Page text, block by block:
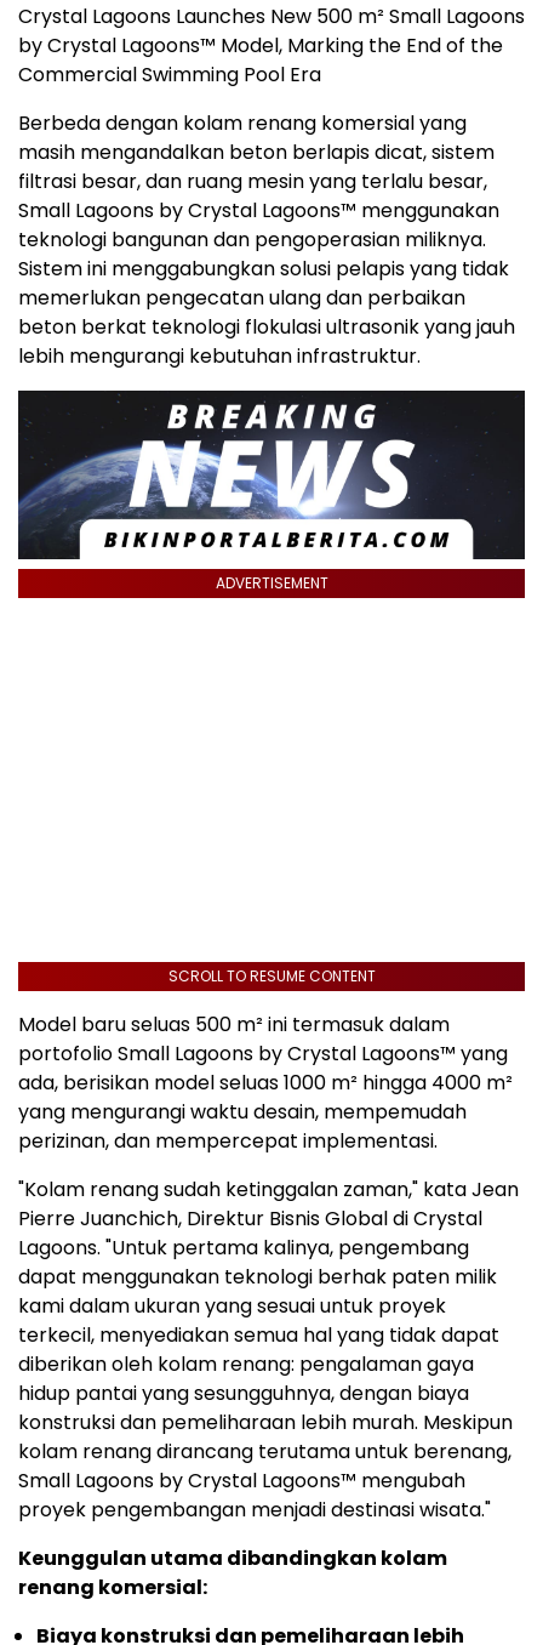
Crystal Lagoons Launches New 500 m² Small Lagoons
by Crystal Lagoons™ Model, Marking the End of the
Commercial Swimming Pool Era
Berbeda dengan kolam renang komersial yang
masih mengandalkan beton berlapis dicat, sistem
filtrasi besar, dan ruang mesin yang terlalu besar,
Small Lagoons by Crystal Lagoons™ menggunakan
teknologi bangunan dan pengoperasian miliknya.
Sistem ini menggabungkan solusi pelapis yang tidak
memerlukan pengecatan ulang dan perbaikan
beton berkat teknologi flokulasi ultrasonik yang jauh
lebih mengurangi kebutuhan infrastruktur.
ADVERTISEMENT
SCROLL TO RESUME CONTENT
Model baru seluas 500 m² ini termasuk dalam
portofolio Small Lagoons by Crystal Lagoons™ yang
ada, berisikan model seluas 1000 m² hingga 4000 m²
yang mengurangi waktu desain, mempemudah
perizinan, dan mempercepat implementasi.
"Kolam renang sudah ketinggalan zaman," kata Jean
Pierre Juanchich, Direktur Bisnis Global di Crystal
Lagoons. "Untuk pertama kalinya, pengembang
dapat menggunakan teknologi berhak paten milik
kami dalam ukuran yang sesuai untuk proyek
terkecil, menyediakan semua hal yang tidak dapat
diberikan oleh kolam renang: pengalaman gaya
hidup pantai yang sesungguhnya, dengan biaya
konstruksi dan pemeliharaan lebih murah. Meskipun
kolam renang dirancang terutama untuk berenang,
Small Lagoons by Crystal Lagoons™ mengubah
proyek pengembangan menjadi destinasi wisata."
Keunggulan utama dibandingkan kolam
renang komersial:
Biaya konstruksi dan pemeliharaan lebih